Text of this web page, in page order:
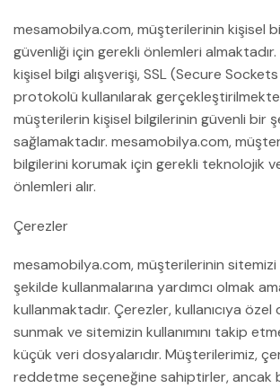
mesamobilya.com, müşterilerinin kişisel
güvenliği için gerekli önlemleri
kişisel bilgi alışverişi, SSL (Secure
protokolü kullanılarak
müşterilerin kişisel bilgilerinin güvenli bir
sağlamaktadır. mesamobilya.com,
bilgilerini korumak için gerekli teknolojik
önlemleri alır.
Çerezler
mesamobilya.com, müşterilerinin
şekilde kullanmalarına yardımcı olmak
kullanmaktadır. Çerezler, kullanıcıya
sunmak ve sitemizin kullanımını takip
küçük veri dosyalarıdır. Müşterilerimiz,
reddetme seçeneğine sahiptirler, ancak